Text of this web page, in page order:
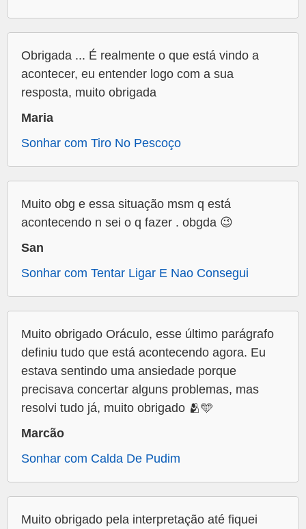
Obrigada ... É realmente o que está vindo a
acontecer, eu entender logo com a sua
resposta, muito obrigada
Maria
Sonhar com Tiro No Pescoço
Muito obg e essa situação msm q está
acontecendo n sei o q fazer . obgda 😉
San
Sonhar com Tentar Ligar E Nao Consegui
Muito obrigado Oráculo, esse último parágrafo
definiu tudo que está acontecendo agora. Eu
estava sentindo uma ansiedade porque
precisava concertar alguns problemas, mas
resolvi tudo já, muito obrigado 🫂🩵
Marcão
Sonhar com Calda De Pudim
Muito obrigado pela interpretação até fiquei